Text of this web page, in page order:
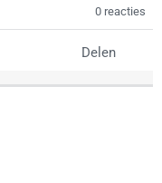
0 reacties
Delen